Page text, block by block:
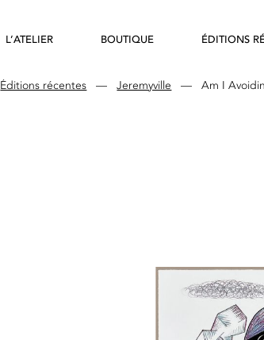
L’ATELIER BOUTIQUE ÉDITIONS
Éditions récentes —Jeremyville —Am I